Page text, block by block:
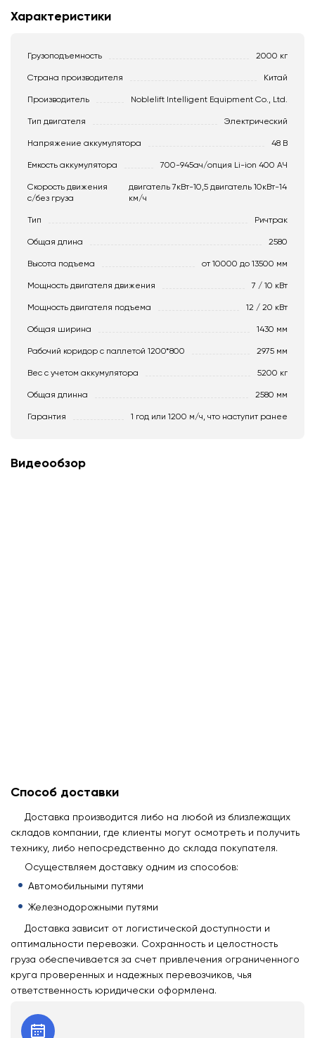
Характеристики
Грузоподъемность 2000 кг
Страна производителя Китай
Производитель Noblelift Intelligent Equipment Co., Ltd.
Тип двигателя Электрический
Напряжение аккумулятора 48 В
Емкость аккумулятора 700-945ач/опция Li-ion 400 АЧ
Скорость движения
c/без груза
двигатель 7кВт-10,5 двигатель 10кВт-14
км/ч
Тип Ричтрак
Общая длина 2580
Высота подъема от 10000 до 13500 мм
Мощность двигателя движения 7 / 10 кВт
Мощность двигателя подъема 12 / 20 кВт
Общая ширина 1430 мм
Рабочий коридор с паллетой 1200*800 2975 мм
Вес с учетом аккумулятора 5200 кг
Общая длинна 2580 мм
Гарантия 1 год или 1200 м/ч, что наступит ранее
Видеообзор
Способ доставки
Доставка производится либо на любой из близлежащих
складов компании, где клиенты могут осмотреть и получить
технику, либо непосредственно до склада покупателя.
Осуществляем доставку одним из способов:
Автомобильными путями
Железнодорожными путями
Доставка зависит от логистической доступности и
оптимальности перевозки. Сохранность и целостность
груза обеспечивается за счет привлечения ограниченного
круга проверенных и надежных перевозчиков, чья
ответственность юридически оформлена.